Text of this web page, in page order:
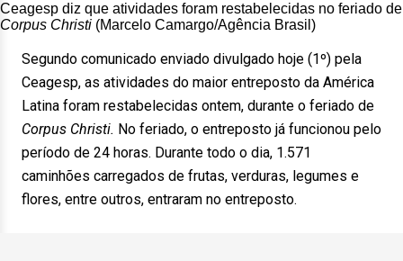
Ceagesp diz que atividades foram restabelecidas no feriado de
Corpus Christi (Marcelo Camargo/Agência Brasil)
Segundo comunicado enviado divulgado hoje (1º) pela
Ceagesp, as atividades do maior entreposto da América
Latina foram restabelecidas ontem, durante o feriado de
Corpus Christi. No feriado, o entreposto já funcionou pelo
período de 24 horas. Durante todo o dia, 1.571
caminhões carregados de frutas, verduras, legumes e
flores, entre outros, entraram no entreposto.